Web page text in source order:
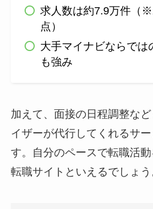
求人数は約7.9万件（
点）
大手マイナビならでは
も強み
加えて、面接の日程調整な
イザーが代行してくれるサ
す。自分のペースで転職活
転職サイトといえるでしょう